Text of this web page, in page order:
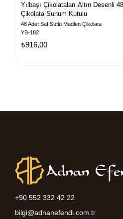
Yılbaşı Çikolataları Altın Desenli
Çikolata Sunum Kutulu
48 Adet Saf Sütlü Madlen Çikolata
YB-182
₺916,00
+90 552 332 42 22
bilgi@adnanefendi.com.tr